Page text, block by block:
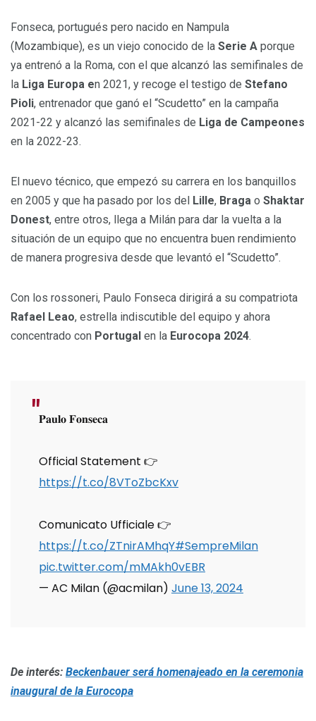
Fonseca, portugués pero nacido en Nampula
(Mozambique), es un viejo conocido de la Serie A porque
ya entrenó a la Roma, con el que alcanzó las semifinales de
la Liga Europa en 2021, y recoge el testigo de Stefano
Pioli, entrenador que ganó el “Scudetto” en la campaña
2021-22 y alcanzó las semifinales de Liga de Campeones
en la 2022-23.
El nuevo técnico, que empezó su carrera en los banquillos
en 2005 y que ha pasado por los del
Lille, Braga o Shaktar
Donest, entre otros, llega a Milán para dar la vuelta a la
situación de un equipo que no encuentra buen rendimiento
de manera progresiva desde que levantó el “Scudetto”.
Con los rossoneri, Paulo Fonseca dirigirá a su compatriota
Rafael Leao, estrella indiscutible del equipo y ahora
concentrado con Portugal en la Eurocopa 2024.
𝐏𝐚𝐮𝐥𝐨 𝐅𝐨𝐧𝐬𝐞𝐜𝐚
Official Statement 👉
https://t.co/8VToZbcKxv
Comunicato Ufficiale 👉
https://t.co/ZTnirAMhqY#SempreMilan
pic.twitter.com/mMAkh0vEBR
— AC Milan (@acmilan) June 13, 2024
De interés: Beckenbauer será homenajeado en la ceremonia
inaugural de la Eurocopa